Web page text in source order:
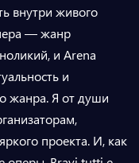
внутри живого
— жанр
и Arena
и
жанра. Я от души
проекта. И, как